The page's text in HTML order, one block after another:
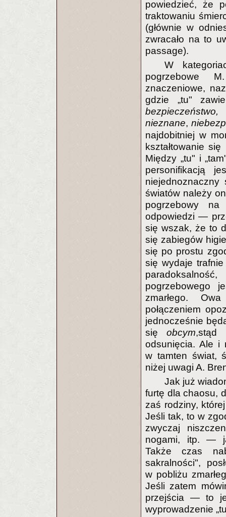
powiedzieć, że
traktowaniu
(głównie w
zwracało na to
passage).
W
pogrzebowe
znaczeniowe,
gdzie „tu"
bezpieczeństwo,
nieznane,
najdobitniej w
kształtowanie
Między „tu" i
personifikacją
światów należy
pogrzebowy
odpowiedzi —
się wszak, że to
się zabiegów
się po prostu
się wydaje
pogrzebowego
zmarłego.
połączeniem
jednocześnie
sięobcym,stąd
odsunięcia. Ale i
w tamten świat,
niżej uwagi A.
Jak już
furtę dla chaosu,
zaś rodziny,
Jeśli tak, to w
zwyczaj
nogami, itp. —
Także czas
sakralności",
w pobliżu
Jeśli zatem
przejścia — to
wyprowadzenie